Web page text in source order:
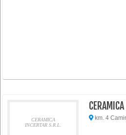
CERAMICA
INCERTAR S.R.L.
km. 4